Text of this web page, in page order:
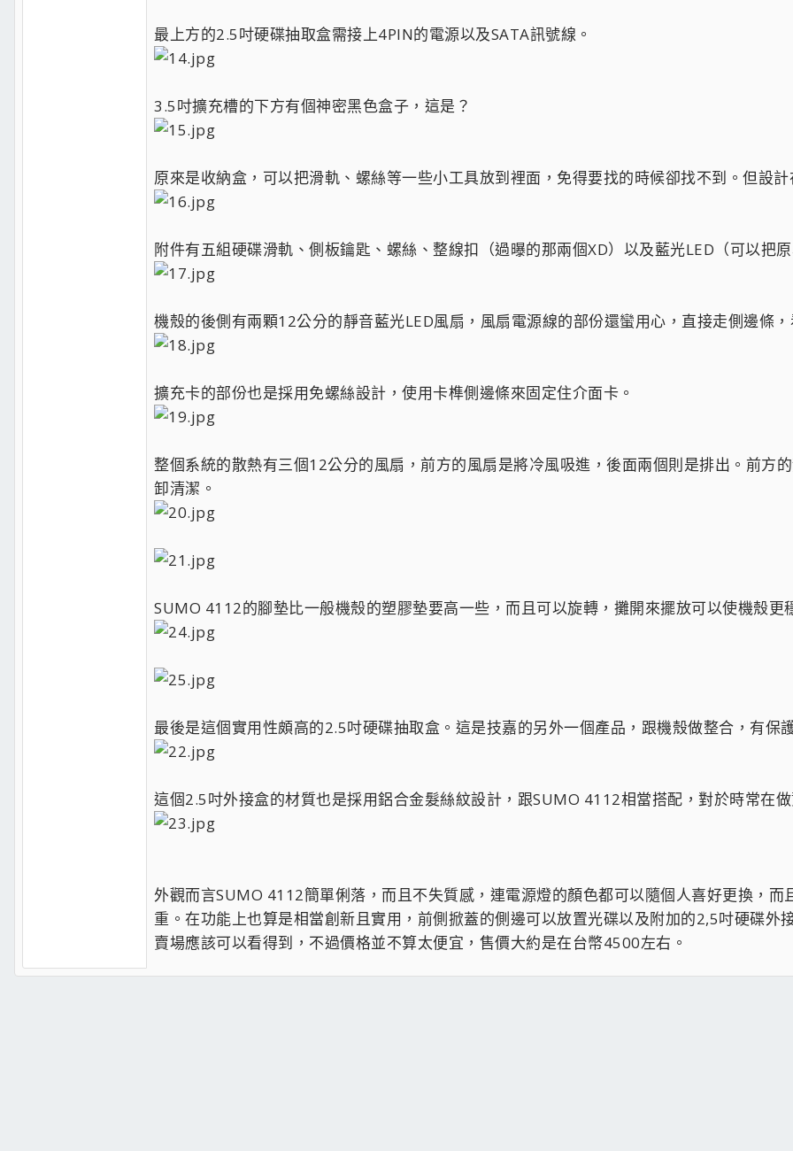
最上方的2.5吋硬碟抽取盒需接上4PIN的電源以及SATA訊號線。
3.5吋擴充槽的下方有個神密黑色盒子，這是？
原來是收納盒，可以把滑軌、螺絲等一些小工具放到裡面，免得要找的時候卻找不到。但設
附件有五組硬碟滑軌、側板鑰匙、螺絲、整線扣（過曝的那兩個XD）以及藍光LED（可以把
機殼的後側有兩顆12公分的靜音藍光LED風扇，風扇電源線的部份還蠻用心，直接走側邊條
擴充卡的部份也是採用免螺絲設計，使用卡榫側邊條來固定住介面卡。
整個系統的散熱有三個12公分的風扇，前方的風扇是將冷風吸進，後面兩個則是排出。前方
卸清潔。
SUMO 4112的腳墊比一般機殼的塑膠墊要高一些，而且可以旋轉，攤開來擺放可以使機殼更
最後是這個實用性頗高的2.5吋硬碟抽取盒。這是技嘉的另外一個產品，跟機殼做整合，有保
這個2.5吋外接盒的材質也是採用鋁合金髮絲紋設計，跟SUMO 4112相當搭配，對於時常在
外觀而言SUMO 4112簡單俐落，而且不失質感，連電源燈的顏色都可以隨個人喜好更換，
重。在功能上也算是相當創新且實用，前側掀蓋的側邊可以放置光碟以及附加的2,5吋硬碟
賣場應該可以看得到，不過價格並不算太便宜，售價大約是在台幣4500左右。